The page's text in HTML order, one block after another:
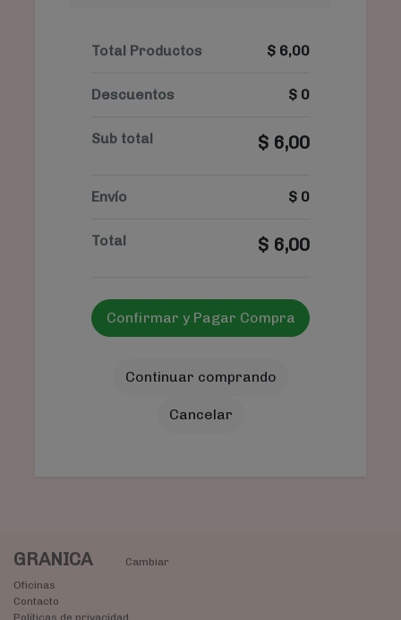
Total Productos $ 6,00
Descuentos $ 0
Sub total $ 6,00
Envío $ 0
Total $ 6,00
Confirmar y Pagar Compra
Continuar comprando
Cancelar
GRANICA
Cambiar
Oficinas
Contacto